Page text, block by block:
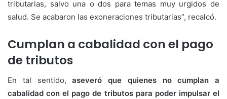
tributarias, salvo una o dos para temas muy urgidos de
salud. Se acabaron las exoneraciones tributarias”, recalcó.
Cumplan a cabalidad con el pago
de tributos
En tal sentido,aseveró que quienes no cumplan a
cabalidad con el pago de tributos para poder impulsar el